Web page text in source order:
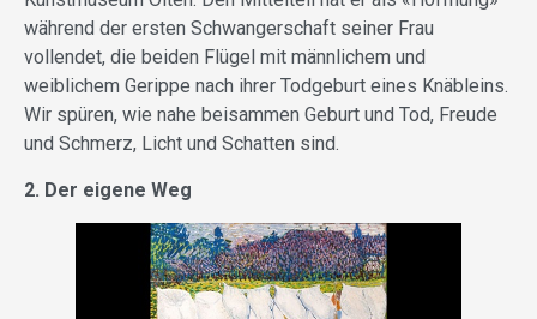
während der ersten Schwangerschaft seiner Frau
vollendet, die beiden Flügel mit männlichem und
weiblichem Gerippe nach ihrer Todgeburt eines Knäbleins.
Wir spüren, wie nahe beisammen Geburt und Tod, Freude
und Schmerz, Licht und Schatten sind.
2. Der eigene Weg